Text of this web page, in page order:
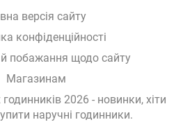
версія сайту
конфіденційності
побажання щодо сайту
Магазинам
2026 - новинки, хіти
наручні годинники.